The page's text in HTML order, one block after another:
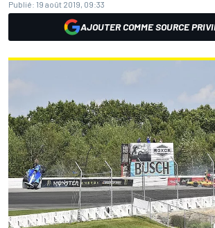
Publié: 19 août 2019, 09:33
AJOUTER COMME SOURCE